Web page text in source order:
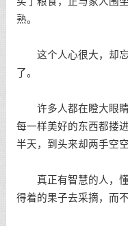
熟。
这个人心很大，却忘
了。
许多人都在瞪大眼睛
每一样美好的东西都搂
半天，到头来却两手空空
真正有智慧的人，懂
得着的果子去采摘，而